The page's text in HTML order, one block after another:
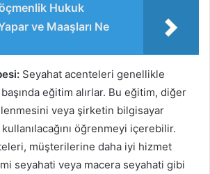
Hukuk
ve Maaşları Ne
Seyahat acenteleri genellikle
eğitim alırlar. Bu eğitim, diğer
veya şirketin bilgisayar
öğrenmeyi içerebilir.
müşterilerine daha iyi hizmet
seyahati veya macera seyahati gibi